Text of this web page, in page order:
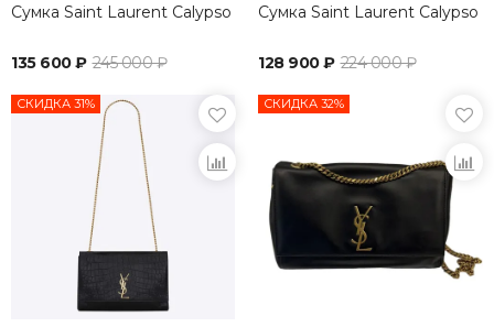
Сумка Saint Laurent Calypso
135 600 ₽ 245 000 ₽
Сумка Saint Laurent Calypso
128 900 ₽ 224 000 ₽
СКИДКА 31% СКИДКА 32%